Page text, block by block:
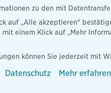
Berater
zu den mit
auf „Alle akzeptieren"
mit einem Klick auf „Mehr
können Sie jederzeit mit
Datenschutz Mehr erfahren